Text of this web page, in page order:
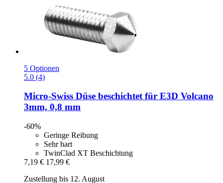
5 Optionen
5.0 (4)
Micro-Swiss Düse beschichtet für E3D Volcano
3mm, 0,8 mm
-60%
Geringe Reibung
Sehr hart
TwinClad XT Beschichtung
7,19 € 17,99 €
Zustellung bis 12. August